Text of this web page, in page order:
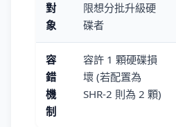
對
象
限想分批升級硬
碟者
容
錯
機
制
容許 1 顆硬碟損
壞 (若配置為
SHR-2 則為 2 顆)